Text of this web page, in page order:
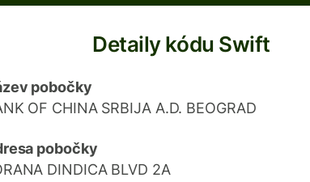
Detaily kódu Swift
pobočky
OF CHINA SRBIJA A.D. BEOGRAD
pobočky
DINDICA BLVD 2A